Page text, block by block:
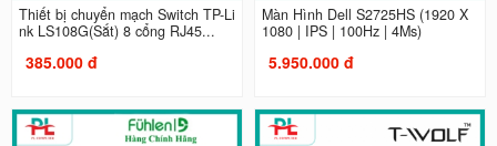
Thiết bị chuyển mạch Switch TP-Li
nk LS108G(Sắt) 8 cổng RJ45...
385.000 đ
Màn Hình Dell S2725HS (1920 X
1080 | IPS | 100Hz | 4Ms)
5.950.000 đ